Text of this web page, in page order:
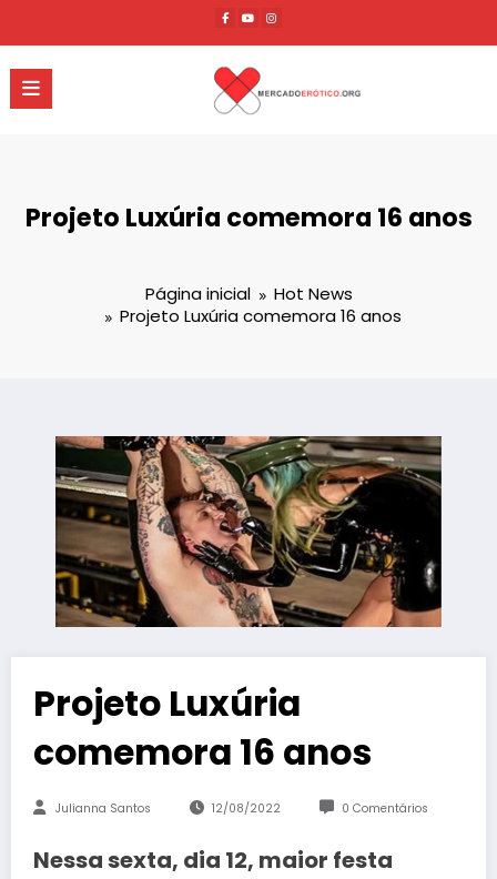
o
conteúdo
Projeto Luxúria comemora 16 anos
Página inicial
Hot News
Projeto Luxúria comemora 16 anos
Projeto Luxúria
comemora 16 anos
Julianna Santos 12/08/2022 0 Comentários
Nessa sexta, dia 12, maior festa